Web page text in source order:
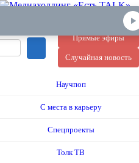
Прямые эфиры
Случайная новость
Научпоп
С места в карьеру
Спецпроекты
Толк ТВ